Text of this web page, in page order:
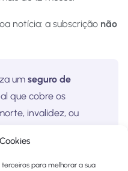
para melhorar a sua
notícia: a subscrição não
um seguro de
que cobre os
invalidez, ou